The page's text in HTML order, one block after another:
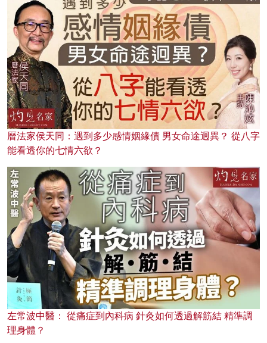
曆法家侯天同：遇到多少感情姻緣債 男女命途迥異？ 從八字
能看透你的七情六欲？
左常波中醫： 從痛症到內科病 針灸如何透過解筋結 精準調
理身體？